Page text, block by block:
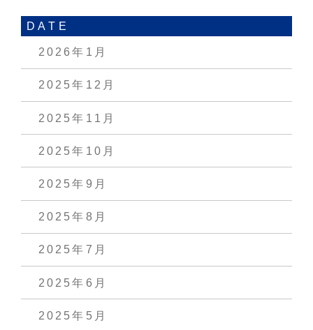
DATE
2026年1月
2025年12月
2025年11月
2025年10月
2025年9月
2025年8月
2025年7月
2025年6月
2025年5月